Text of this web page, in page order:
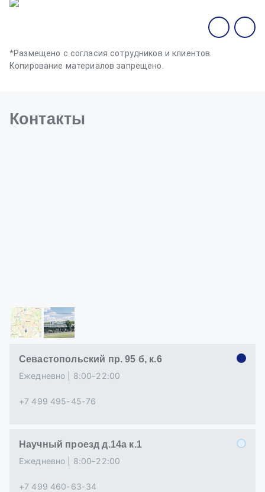
*Размещено с согласия сотрудников и клиентов.
Копирование материалов запрещено.
Контакты
Севастопольский пр. 95 б, к.6
Ежедневно | 8:00-22:00
+7 499 495-45-76
Научный проезд д.14а к.1
Ежедневно | 8:00-22:00
+7 499 460-63-34